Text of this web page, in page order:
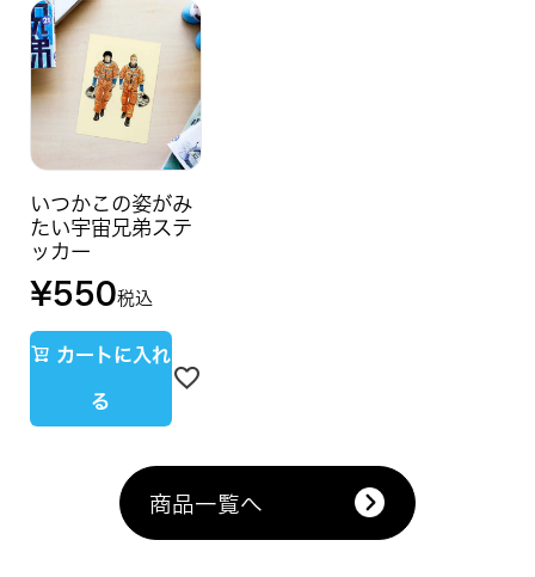
いつかこの姿がみ
たい宇宙兄弟ステ
ッカー
¥550税込
カートに入れ
る
商品一覧へ